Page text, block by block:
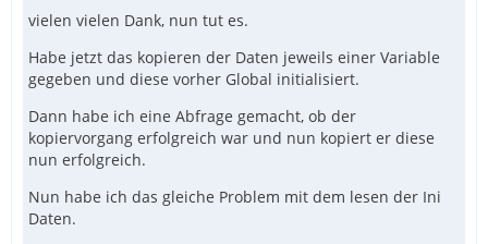
vielen vielen Dank, nun tut es.
Habe jetzt das kopieren der Daten jeweils einer Variable
gegeben und diese vorher Global initialisiert.
Dann habe ich eine Abfrage gemacht, ob der
kopiervorgang erfolgreich war und nun kopiert er diese
nun erfolgreich.
Nun habe ich das gleiche Problem mit dem lesen der Ini
Daten.